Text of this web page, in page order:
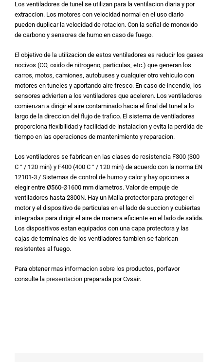
Los ventiladores de tunel se utilizan para la ventilacion diaria y por
extraccion. Los motores con velocidad normal en el uso diario
pueden duplicar la velocidad de rotacion. Con la señal de monoxido
de carbono y sensores de humo en caso de fuego.
El objetivo de la utilizacion de estos ventiladores es reducir los gases
nocivos (CO, oxido de nitrogeno, particulas, etc.) que generan los
carros, motos, camiones, autobuses y cualquier otro vehiculo con
motores en tuneles y aportando aire fresco. En caso de incendio, los
sensores advierten a los ventiladores que aceleren. Los ventiladores
comienzan a dirigir el aire contaminado hacia el final del tunel a lo
largo de la direccion del flujo de trafico. El sistema de ventiladores
proporciona flexibilidad y facilidad de instalacion y evita la perdida de
tiempo en las operaciones de mantenimiento y reparacion.
Los ventiladores se fabrican en las clases de resistencia F300 (300
C ° / 120 min) y F400 (400 C ° / 120 min) de acuerdo con la norma EN
12101-3 / Sistemas de control de humo y calor y hay opciones a
elegir entre Ø560-Ø1600 mm diametros. Valor de empuje de
ventiladores hasta 2300N. Hay un Malla protector para proteger el
motor y el dispositivo de particulas en el lado de succion y cubiertas
integradas para dirigir el aire de manera eficiente en el lado de salida.
Los dispositivos estan equipados con una capa protectora y las
cajas de terminales de los ventiladores tambien se fabrican
resistentes al fuego.
Para obtener mas informacion sobre los productos, porfavor
consulte la presentacion preparada por Cvsair.